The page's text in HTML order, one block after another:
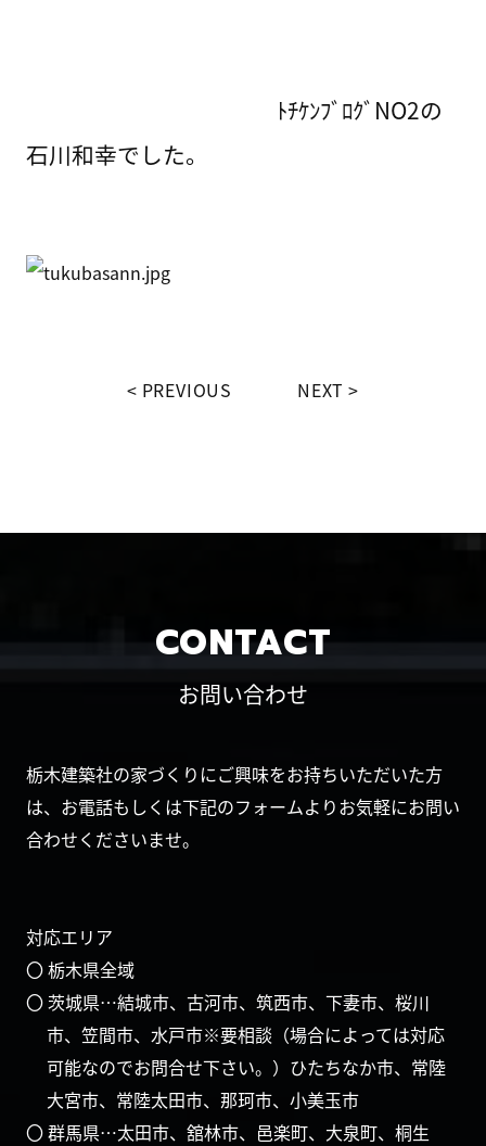
ﾄﾁｹﾝﾌﾞﾛｸﾞNO2の
石川和幸でした。
PREVIOUS NEXT
CONTACT
お問い合わせ
栃木建築社の家づくりにご興味をお持ちいただいた方
は、お電話もしくは下記のフォームよりお気軽にお問い
合わせくださいませ。
対応エリア
〇 栃木県全域
〇 茨城県…結城市、古河市、筑西市、下妻市、桜川
市、笠間市、水戸市※要相談（場合によっては対応
可能なのでお問合せ下さい。）ひたちなか市、常陸
大宮市、常陸太田市、那珂市、小美玉市
〇 群馬県…太田市、舘林市、邑楽町、大泉町、桐生